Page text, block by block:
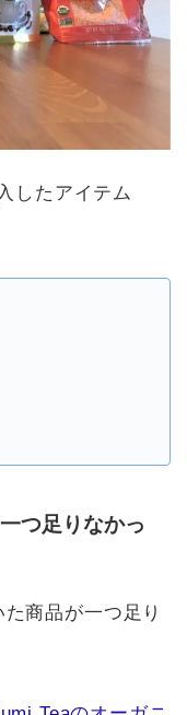
したアイテム
つ足りなかっ
商品が一つ足り